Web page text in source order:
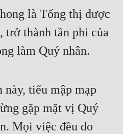
là Tống thị được
trở thành tần phi của
làm Quý nhân.
tiểu mập mạp
gặp mặt vị Quý
Mọi việc đều do